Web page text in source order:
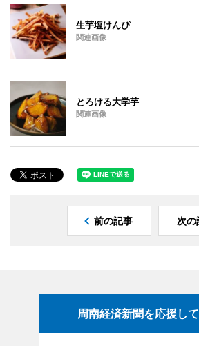
生芋塩けんぴ
関連画像
とろける大学芋
関連画像
前の記事 次の
周南経済新聞を応援し